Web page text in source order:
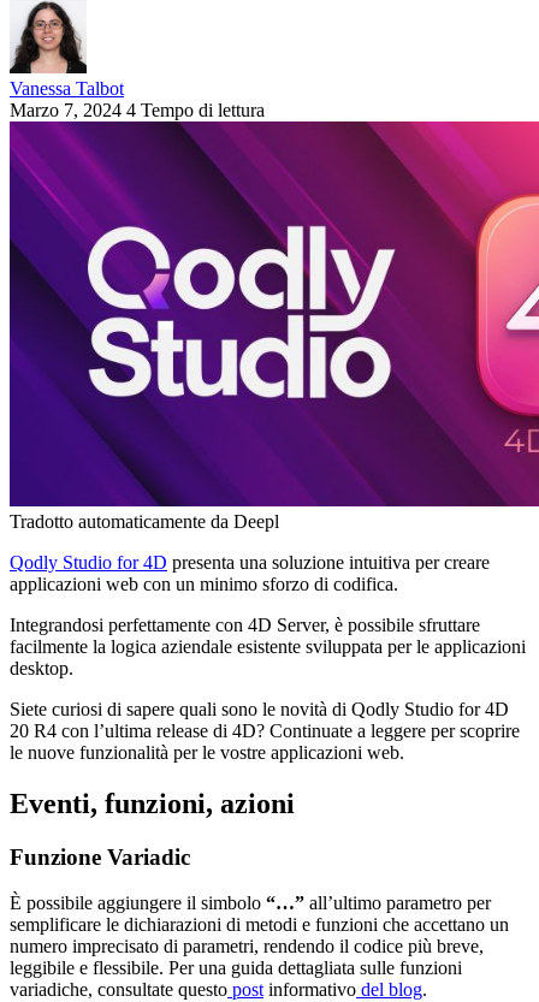
Vanessa Talbot
Marzo 7, 2024 4 Tempo di lettura
Tradotto automaticamente da Deepl
Qodly Studio for 4D presenta una soluzione intuitiva per creare
applicazioni web con un minimo sforzo di codifica.
Integrandosi perfettamente con 4D Server, è possibile sfruttare
facilmente la logica aziendale esistente sviluppata per le applicazioni
desktop.
Siete curiosi di sapere quali sono le novità di Qodly Studio for 4D
20 R4 con l’ultima release di 4D? Continuate a leggere per scoprire
le nuove funzionalità per le vostre applicazioni web.
Eventi, funzioni, azioni
Funzione Variadic
È possibile aggiungere il simbolo “…” all’ultimo parametro per
semplificare le dichiarazioni di metodi e funzioni che accettano un
numero imprecisato di parametri, rendendo il codice più breve,
leggibile e flessibile. Per una guida dettagliata sulle funzioni
variadiche, consultate questo post informativo del blog.